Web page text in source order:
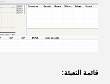
قائمة التعبئة: